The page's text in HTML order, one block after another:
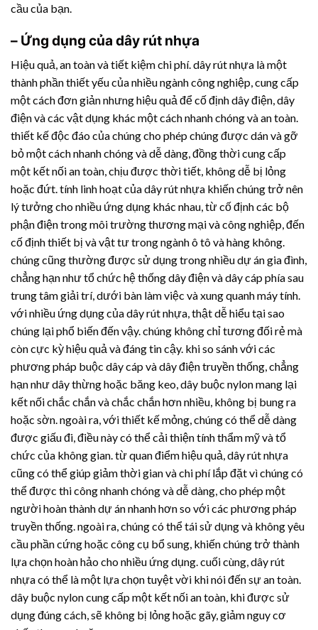
cầu của bạn.
– Ứng dụng của dây rút nhựa
Hiệu quả, an toàn và tiết kiệm chi phí.dây rút nhựa là một
thành phần thiết yếu của nhiều ngành công nghiệp, cung cấp
một cách đơn giản nhưng hiệu quả để cố định dây điện, dây
điện và các vật dụng khác một cách nhanh chóng và an toàn.
thiết kế độc đáo của chúng cho phép chúng được dán và gỡ
bỏ một cách nhanh chóng và dễ dàng, đồng thời cung cấp
một kết nối an toàn, chịu được thời tiết, không dễ bị lỏng
hoặc đứt. tính linh hoạt củadây rút nhựa khiến chúng trở nên
lý tưởng cho nhiều ứng dụng khác nhau, từ cố định các bộ
phận điện trong môi trường thương mại và công nghiệp, đến
cố định thiết bị và vật tư trong ngành ô tô và hàng không.
chúng cũng thường được sử dụng trong nhiều dự án gia đình,
chẳng hạn như tổ chức hệ thống dây điện và dây cáp phía sau
trung tâm giải trí, dưới bàn làm việc và xung quanh máy tính.
với nhiều ứng dụng củadây rút nhựa, thật dễ hiểu tại sao
chúng lại phổ biến đến vậy. chúng không chỉ tương đối rẻ mà
còn cực kỳ hiệu quả và đáng tin cậy. khi so sánh với các
phương pháp buộc dây cáp và dây điện truyền thống, chẳng
hạn như dây thừng hoặc băng keo, dây buộc nylon mang lại
kết nối chắc chắn và chắc chắn hơn nhiều, không bị bung ra
hoặc sờn. ngoài ra, với thiết kế mỏng, chúng có thể dễ dàng
được giấu đi, điều này có thể cải thiện tính thẩm mỹ và tổ
chức của không gian. từ quan điểm hiệu quả,dây rút nhựa
cũng có thể giúp giảm thời gian và chi phí lắp đặt vì chúng có
thể được thi công nhanh chóng và dễ dàng, cho phép một
người hoàn thành dự án nhanh hơn so với các phương pháp
truyền thống. ngoài ra, chúng có thể tái sử dụng và không yêu
cầu phần cứng hoặc công cụ bổ sung, khiến chúng trở thành
lựa chọn hoàn hảo cho nhiều ứng dụng. cuối cùng,dây rút
nhựacó thể là một lựa chọn tuyệt vời khi nói đến sự an toàn.
dây buộc nylon cung cấp một kết nối an toàn, khi được sử
dụng đúng cách, sẽ không bị lỏng hoặc gãy, giảm nguy cơ